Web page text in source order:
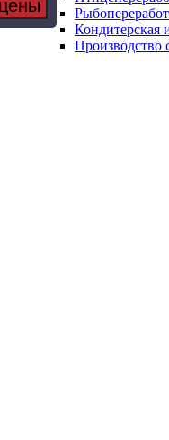
Кондитерская
Производство